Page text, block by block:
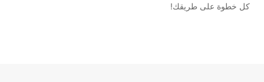
كل خطوة على طريقك!